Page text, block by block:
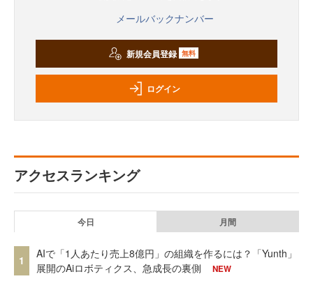
メールバックナンバー
新規会員登録 無料
ログイン
アクセスランキング
今日 月間
1
AIで「1人あたり売上8億円」の組織を作るには？「Yunth」
展開のAiロボティクス、急成長の裏側
NEW